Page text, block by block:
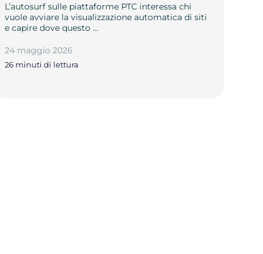
L’autosurf sulle piattaforme PTC interessa chi
vuole avviare la visualizzazione automatica di siti
e capire dove questo …
24 maggio 2026
26 minuti di lettura